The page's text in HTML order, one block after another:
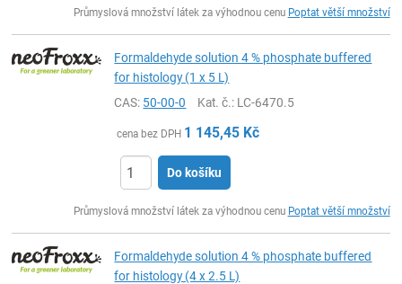
Průmyslová množství látek za výhodnou cenu Poptat větší množství
Formaldehyde solution 4 % phosphate buffered
for histology (1 x 5 L)
CAS: 50-00-0 Kat. č.: LC-6470.5
cena bez DPH 1 145,45 Kč
Do košíku
Průmyslová množství látek za výhodnou cenu Poptat větší množství
Formaldehyde solution 4 % phosphate buffered
for histology (4 x 2.5 L)